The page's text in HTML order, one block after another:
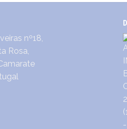
nº18,
Rosa,